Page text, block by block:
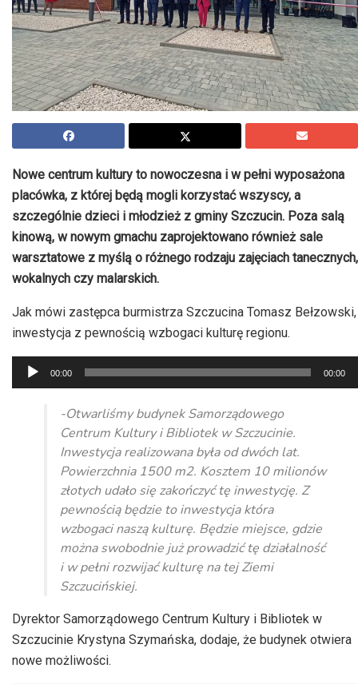
Nowe centrum kultury to nowoczesna i w pełni wyposażona
placówka, z której będą mogli korzystać wszyscy, a
szczególnie dzieci i młodzież z gminy Szczucin. Poza salą
kinową, w nowym gmachu zaprojektowano również sale
warsztatowe z myślą o różnego rodzaju zajęciach tanecznych,
wokalnych czy malarskich.
Jak mówi zastępca burmistrza Szczucina Tomasz Bełzowski,
inwestycja z pewnością wzbogaci kulturę regionu.
Odtwarzacz
plików
dźwiękowych
00:00 00:00
-Otwarliśmy budynek Samorządowego
Centrum Kultury i Bibliotek w Szczucinie.
Inwestycja realizowana była od dwóch lat.
Powierzchnia 1500 m2. Kosztem 10 milionów
złotych udało się zakończyć tę inwestycję. Z
pewnością będzie to inwestycja która
wzbogaci naszą kulturę. Będzie miejsce, gdzie
można swobodnie już prowadzić tę działalność
i w pełni rozwijać kulturę na tej Ziemi
Szczucińskiej.
Dyrektor Samorządowego Centrum Kultury i Bibliotek w
Szczucinie Krystyna Szymańska, dodaje, że budynek otwiera
nowe możliwości.